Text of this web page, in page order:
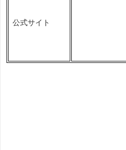
公式サイト